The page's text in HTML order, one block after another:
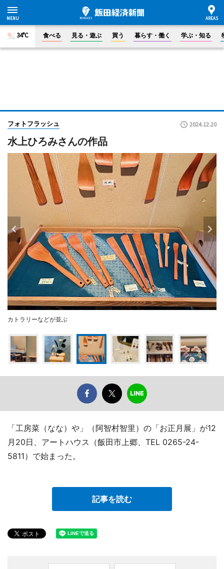
34°C 食べる 見る・遊ぶ 買う 暮らす・働く 学ぶ・知る
フォトフラッシュ 2024.12.20
水上ひろみさんの作品
カトラリーなどが並ぶ
「工房菜（なな）や」（阿智村智里）の「お正月展」が12
月20日、アートハウス（飯田市上郷、TEL 0265-24-
5811）で始まった。
記事を読む